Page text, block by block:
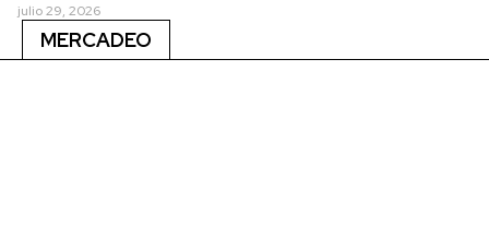
julio 29, 2026
MERCADEO